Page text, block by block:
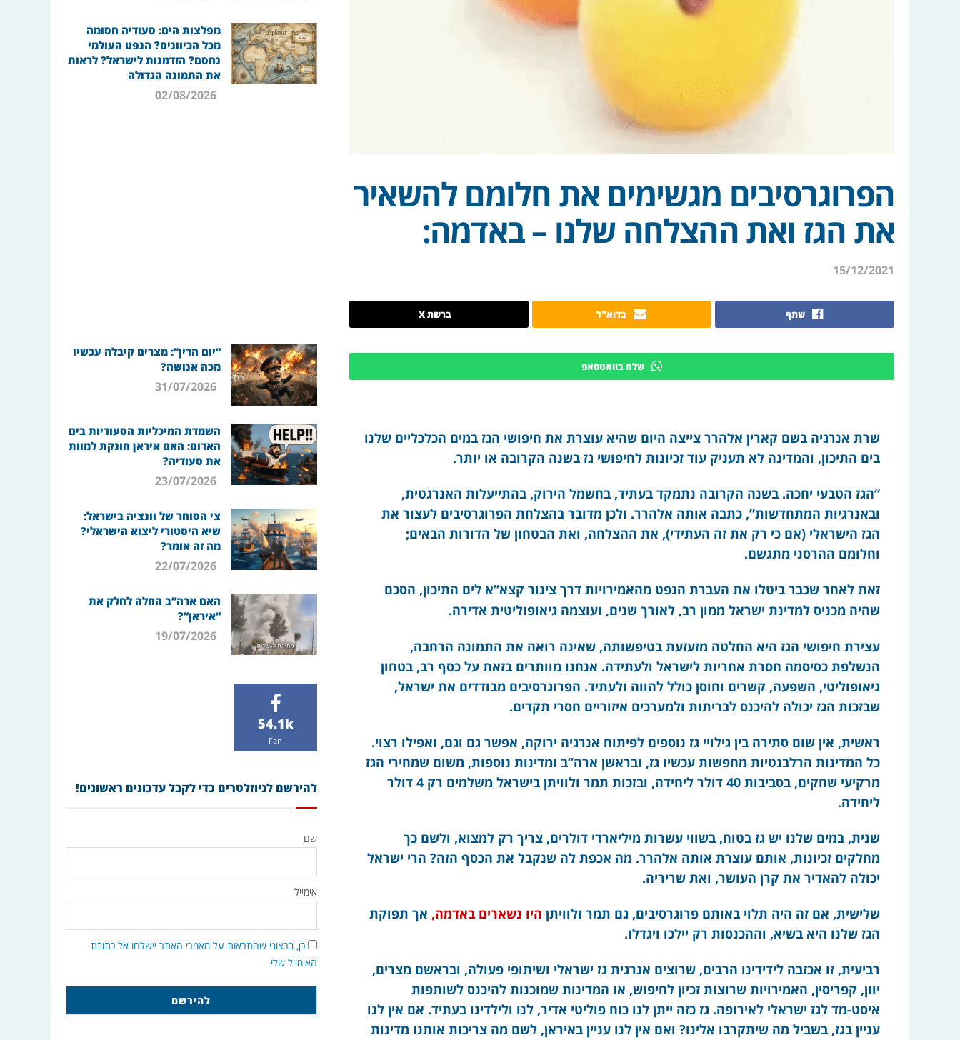
הפרוגרסיבים מגשימים את חלומם להשאיר
את הגז ואת ההצלחה שלנו – באדמה:
15/12/2021
שתף בדוא"ל ברשת X
שלח בוואטסאפ
שרת אנרגיה בשם קארין אלהרר צייצה היום שהיא עוצרת את חיפושי הגז במים הכלכליים שלנו
בים התיכון, והמדינה לא תעניק עוד זכיונות לחיפושי גז בשנה הקרובה או יותר.
“הגז הטבעי יחכה. בשנה הקרובה נתמקד בעתיד, בחשמל הירוק, בהתייעלות האנרגטית,
ובאנרגיות המתחדשות”, כתבה אותה אלהרר. ולכן מדובר בהצלחת הפרוגרסיבים לעצור את
הגז הישראלי (אם כי רק את זה העתידי), את ההצלחה, ואת הבטחון של הדורות הבאים;
וחלומם ההרסני מתגשם.
זאת לאחר שכבר ביטלו את העברת הנפט מהאמירויות דרך צינור קצא”א לים התיכון, הסכם
שהיה מכניס למדינת ישראל ממון רב, לאורך שנים, ועוצמה גיאופוליטית אדירה.
עצירת חיפושי הגז היא החלטה מזעזעת בטיפשותה, שאינה רואה את התמונה הרחבה,
הנשלפת כסיסמה חסרת אחריות לישראל ולעתידה. אנחנו מוותרים בזאת על כסף רב, בטחון
גיאופוליטי, השפעה, קשרים וחוסן כולל להווה ולעתיד. הפרוגרסיבים מבודדים את ישראל,
שבזכות הגז יכולה להיכנס לבריתות ולמערכים איזוריים חסרי תקדים.
ראשית, אין שום סתירה בין גילויי גז נוספים לפיתוח אנרגיה ירוקה, אפשר גם וגם, ואפילו רצוי.
כל המדינות הרלבנטיות מחפשות עכשיו גז, ובראשן ארה”ב ומדינות נוספות, משום שמחירי הגז
מרקיעי שחקים, בסביבות 40 דולר ליחידה, ובזכות תמר ולוויתן בישראל משלמים רק 4 דולר
ליחידה.
שנית, במים שלנו יש גז בטוח, בשווי עשרות מיליארדי דולרים, צריך רק למצוא, ולשם כך
מחלקים זכיונות, אותם עוצרת אותה אלהרר. מה אכפת לה שנקבל את הכסף הזה? הרי ישראל
יכולה להאדיר את קרן העושר, ואת שריריה.
שלישית, אם זה היה תלוי באותם פרוגרסיבים, גם תמר ולוויתן היו נשארים באדמה, אך תפוקת
הגז שלנו היא בשיא, וההכנסות רק יילכו ויגדלו.
רביעית, זו אכזבה לידידינו הרבים, שרוצים אנרגית גז ישראלי ושיתופי פעולה, ובראשם מצרים,
יוון, קפריסין, האמירויות שרוצות זכיון לחיפוש, או המדינות שמוכנות להיכנס לשותפות
איסט-מד לגז ישראלי לאירופה. גז כזה ייתן לנו כוח פוליטי אדיר, לנו ולילדינו בעתיד. אם אין לנו
עניין בגז, בשביל מה שיתקרבו אלינו? ואם אין לנו עניין באיראן, לשם מה צריכות אותנו מדינות
מפלצות הים: סעודיה חסומה
מכל הכיוונים? הנפט העולמי
נחסם? הזדמנות לישראל? לראות
את התמונה הגדולה
02/08/2026
“יום הדין”: מצרים קיבלה עכשיו
מכה אנושה?
31/07/2026
השמדת המיכליות הסעודיות בים
האדום: האם איראן חונקת למוות
את סעודיה?
23/07/2026
צי הסוחר של וונציה בישראל:
שיא היסטורי ליצוא הישראלי?
מה זה אומר?
22/07/2026
האם ארה”ב החלה לחלק את
“איראן”?
19/07/2026
54.1k
Fan
להירשם לניוזלטרים כדי לקבל עדכונים ראשונים!
שם
אימייל
כן, ברצוני שהתראות על מאמרי האתר יישלחו אל כתובת
האימייל שלי